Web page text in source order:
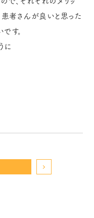
患者さんが良いと思った
す。
に